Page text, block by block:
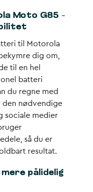
Moto G85 –
til Motorola
dig om,
til en hel
batteri
du regne med
den nødvendige
sociale medier
så du er
resultat.
pålidelig